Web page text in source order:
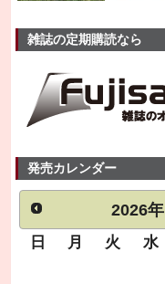
雑誌の定期購読なら
発売カレンダー
2026年
日 月 火 水